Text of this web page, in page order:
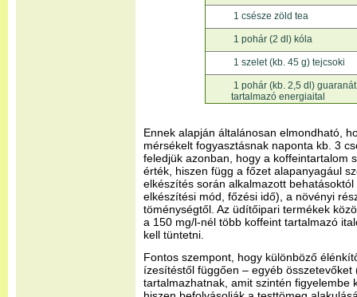
1 csésze zöld tea
1 pohár (2 dl) kóla
1 szelet (kb. 45 g) tejcsoki
1 pohár (kb. 2,5 dl) guaranát
tartalmazó energiaital
Ennek alapján általánosan elmondható,
mérsékelt fogyasztásnak naponta kb. 3
feledjük azonban, hogy a koffeintartalom
érték, hiszen függ a főzet alapanyagául
elkészítés során alkalmazott
elkészítési mód, főzési idő), a növényi
töménységtől. Az üdítőipari termékek
a 150 mg/l-nél több koffeint tartalmazó
kell tüntetni.
Fontos szempont, hogy különböző
ízesítéstől függően – egyéb
tartalmazhatnak, amit szintén figyelembe